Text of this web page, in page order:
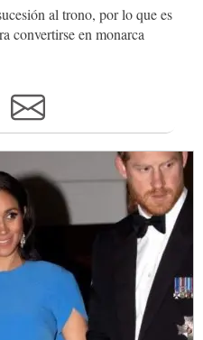
al trono, por lo que es
convertirse en monarca